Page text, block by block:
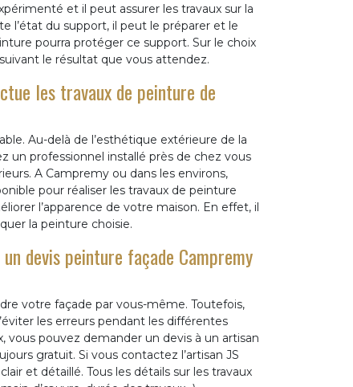
et il peut assurer les travaux sur la
l’état du support, il peut le préparer et le
pourra protéger ce support. Sur le choix
le résultat que vous attendez.
les travaux de peinture de
Au-delà de l’esthétique extérieure de la
un professionnel installé près de chez vous
A Campremy ou dans les environs,
pour réaliser les travaux de peinture
l’apparence de votre maison. En effet, il
la peinture choisie.
devis peinture façade Campremy
votre façade par vous-même. Toutefois,
les erreurs pendant les différentes
vous pouvez demander un devis à un artisan
gratuit. Si vous contactez l’artisan JS
et détaillé. Tous les détails sur les travaux